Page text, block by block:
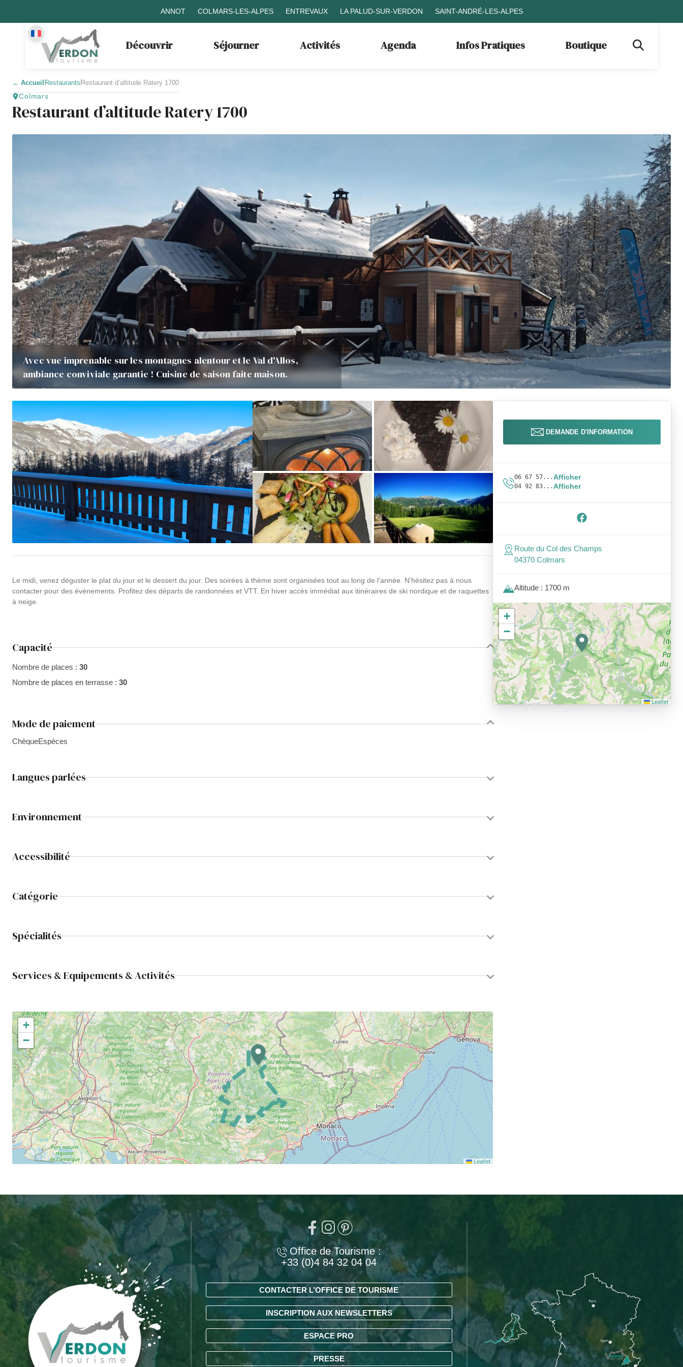
ANNOT COLMARS-LES-ALPES ENTREVAUX LA PALUD-SUR-VERDON SAINT-ANDRÉ-LES-ALPES
Découvrir Séjourner Activités Agenda Infos Pratiques Boutique
← Accueil Restaurants Restaurant d’altitude Ratery 1700
Colmars
Restaurant d’altitude Ratery 1700
Avec vue imprenable sur les montagnes alentour et le Val d'Allos,
ambiance conviviale garantie ! Cuisine de saison faite maison.
Le midi, venez déguster le plat du jour et le dessert du jour. Des soirées à thème sont organisées tout au long de l’année. N’hésitez pas à nous
contacter pour des évènements. Profitez des départs de randonnées et VTT. En hiver accès immédiat aux itinéraires de ski nordique et de raquettes
à neige.
Capacité
Nombre de places : 30
Nombre de places en terrasse : 30
Mode de paiement
ChèqueEspèces
Langues parlées
Environnement
Accessibilité
Catégorie
Spécialités
Services & Equipements & Activités
+
−
Leaflet
DEMANDE D'INFORMATION
06 67 57...Afficher
04 92 83...Afficher
Route du Col des Champs
04370 Colmars
Altitude : 1700 m
+
−
Leaflet
Office de Tourisme :
+33 (0)4 84 32 04 04
CONTACTER L’OFFICE DE TOURISME
INSCRIPTION AUX NEWSLETTERS
ESPACE PRO
PRESSE